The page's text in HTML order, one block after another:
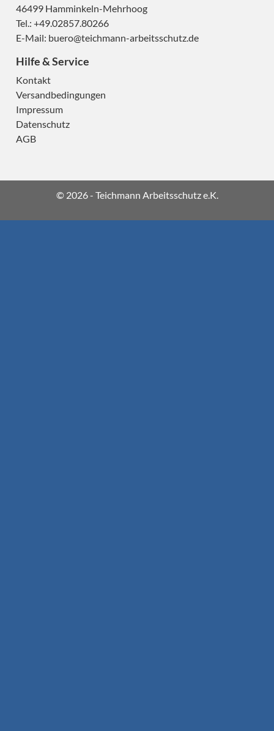
46499 Hamminkeln-Mehrhoog
Tel.: +49.02857.80266
E-Mail: buero@teichmann-arbeitsschutz.de
Hilfe & Service
Kontakt
Versandbedingungen
Impressum
Datenschutz
AGB
© 2026 - Teichmann Arbeitsschutz e.K.